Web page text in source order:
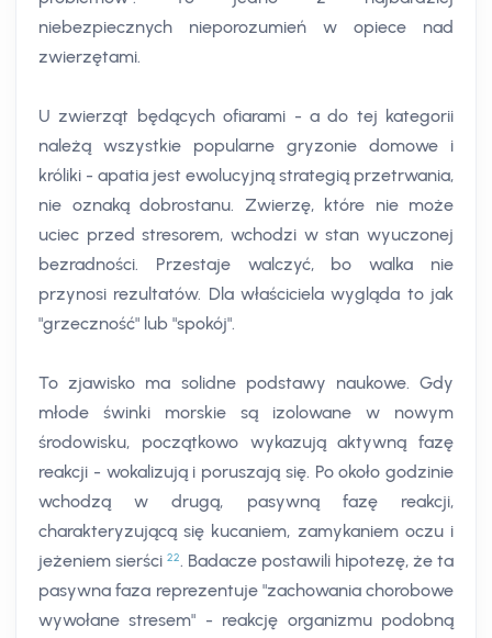
niebezpiecznych nieporozumień w opiece nad
zwierzętami.
U zwierząt będących ofiarami - a do tej kategorii
należą wszystkie popularne gryzonie domowe i
króliki - apatia jest ewolucyjną strategią przetrwania,
nie oznaką dobrostanu. Zwierzę, które nie może
uciec przed stresorem, wchodzi w stan wyuczonej
bezradności. Przestaje walczyć, bo walka nie
przynosi rezultatów. Dla właściciela wygląda to jak
"grzeczność" lub "spokój".
To zjawisko ma solidne podstawy naukowe. Gdy
młode świnki morskie są izolowane w nowym
środowisku, początkowo wykazują aktywną fazę
reakcji - wokalizują i poruszają się. Po około godzinie
wchodzą w drugą, pasywną fazę reakcji,
charakteryzującą się kucaniem, zamykaniem oczu i
jeżeniem sierści 22. Badacze postawili hipotezę, że ta
pasywna faza reprezentuje "zachowania chorobowe
wywołane stresem" - reakcję organizmu podobną